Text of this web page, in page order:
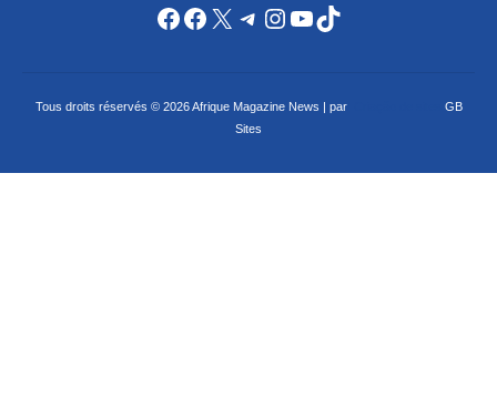
Facebook
Facebook
X Telegram
Instagram
YouTube
TikTok
Tous droits réservés © 2026 Afrique Magazine News | par
GB
Sites